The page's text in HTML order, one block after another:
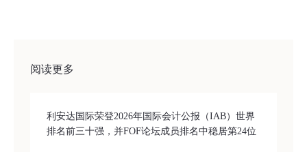
阅读更多
利安达国际荣登2026年国际会计公报（IAB）世界
排名前三十强，并FOF论坛成员排名中稳居第24位